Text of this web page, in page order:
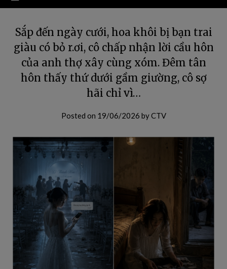
Sắp đến ngày cưới, hoa khôi bị bạn trai
giàu có bỏ r.ơi, cô chấp nhận lời cầu hôn
của anh thợ xây cùng xóm. Đêm tân
hôn thấy thứ dưới gầm giường, cô sợ
hãi chỉ vì…
Posted on 19/06/2026 byCTV